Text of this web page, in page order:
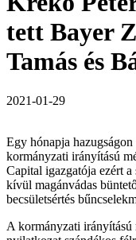
tett Bayer
Tamás és
2021-01-29
Egy hónapja
kormányzati irányítású
Capital igazgatója ezért
kívül magánvádas
becsületsértés
A kormányzati irányítású